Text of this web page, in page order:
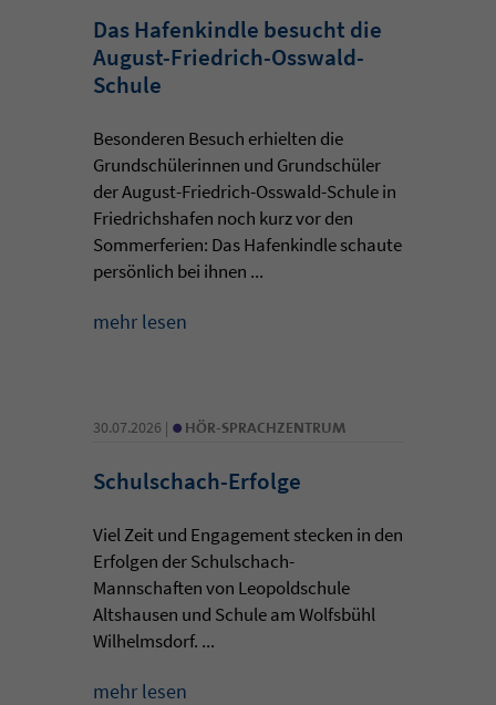
Das Hafenkindle besucht die
August-Friedrich-Osswald-
Schule
Besonderen Besuch erhielten die
Grundschülerinnen und Grundschüler
der August-Friedrich-Osswald-Schule in
Friedrichshafen noch kurz vor den
Sommerferien: Das Hafenkindle schaute
persönlich bei ihnen ...
mehr lesen
30.07.2026 | • HÖR-SPRACHZENTRUM
Schulschach-Erfolge
Viel Zeit und Engagement stecken in den
Erfolgen der Schulschach-
Mannschaften von Leopoldschule
Altshausen und Schule am Wolfsbühl
Wilhelmsdorf. ...
mehr lesen